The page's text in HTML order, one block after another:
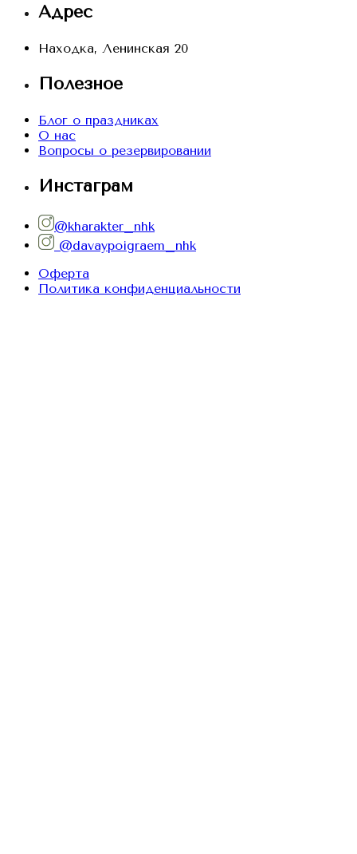
Адрес
Находка, Ленинская 20
Полезное
Блог о праздниках
О нас
Вопросы о резервировании
Инстаграм
@kharakter_nhk
@davaypoigraem_nhk
Оферта
Политика конфиденциальности